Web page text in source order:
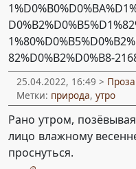
82%D0%B2%D0%B8-
25.04.2022, 16:49 > Проза
Метки: природа, утро
Рано утром,
лицо влажному
проснуться.